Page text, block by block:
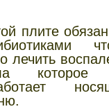
плите
лечить
которое